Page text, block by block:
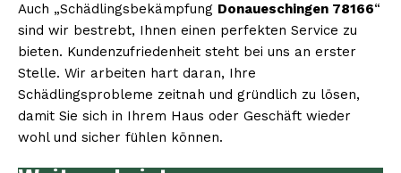
Auch „Schädlingsbekämpfung Donaueschingen 78166“
sind wir bestrebt, Ihnen einen perfekten Service zu
bieten. Kundenzufriedenheit steht bei uns an erster
Stelle. Wir arbeiten hart daran, Ihre
Schädlingsprobleme zeitnah und gründlich zu lösen,
damit Sie sich in Ihrem Haus oder Geschäft wieder
wohl und sicher fühlen können.